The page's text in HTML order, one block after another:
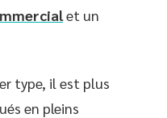
et un
type, il est plus
en pleins